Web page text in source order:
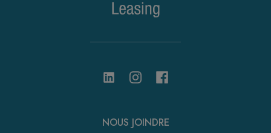
NOUS JOINDRE